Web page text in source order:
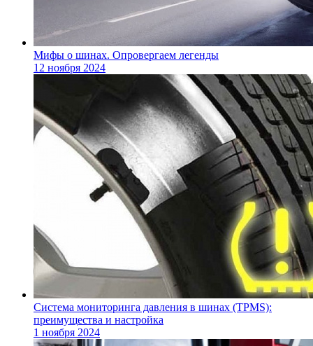
Мифы о шинах. Опровергаем легенды
12 ноября 2024
Система мониторинга давления в шинах (TPMS):
преимущества и настройка
1 ноября 2024